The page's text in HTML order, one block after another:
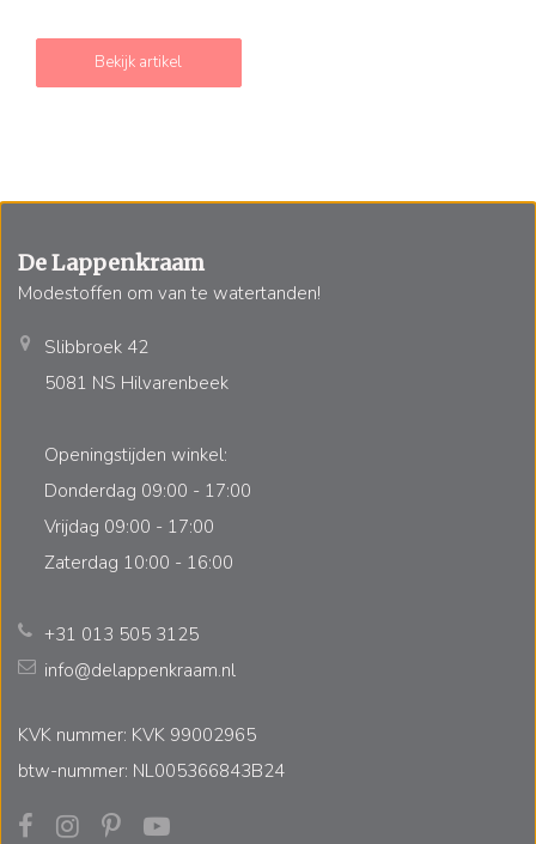
Bekijk artikel
De Lappenkraam
Modestoffen om van te watertanden!
Slibbroek 42
5081 NS Hilvarenbeek
Openingstijden winkel:
Donderdag 09:00 - 17:00
Vrijdag 09:00 - 17:00
Zaterdag 10:00 - 16:00
+31 013 505 3125
info@delappenkraam.nl
KVK nummer: KVK 99002965
btw-nummer: NL005366843B24